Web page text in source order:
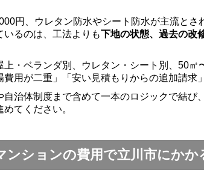
円、ウレタン防水やシート防水が主流と
るのは、工法よりも下地の状態、過去の改
・ベランダ別、ウレタン・シート別、50
用が二重」「安い見積もりからの追加請求
治体制度まで含めて一本のロジックで結
てください。
ションの費用で立川市にかか